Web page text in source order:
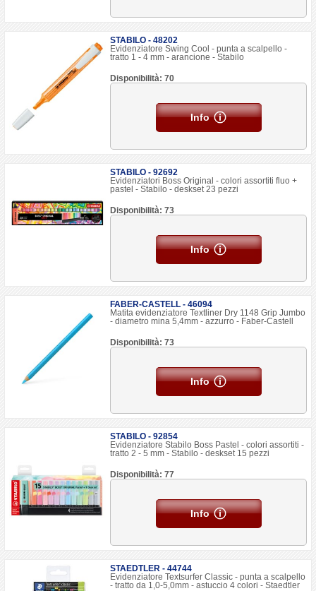
STABILO - 48202
Evidenziatore Swing Cool - punta a scalpello -
tratto 1 - 4 mm - arancione - Stabilo
Disponibilità: 70
Info
STABILO - 92692
Evidenziatori Boss Original - colori assortiti fluo +
pastel - Stabilo - deskset 23 pezzi
Disponibilità: 73
Info
FABER-CASTELL - 46094
Matita evidenziatore Textliner Dry 1148 Grip Jumbo
- diametro mina 5,4mm - azzurro - Faber-Castell
Disponibilità: 73
Info
STABILO - 92854
Evidenziatore Stabilo Boss Pastel - colori assortiti -
tratto 2 - 5 mm - Stabilo - deskset 15 pezzi
Disponibilità: 77
Info
STAEDTLER - 44744
Evidenziatore Textsurfer Classic - punta a scalpello
- tratto da 1,0-5,0mm - astuccio 4 colori - Staedtler